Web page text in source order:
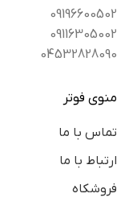
09196600502
09116305002
04532828090
منوی فوتر
تماس با ما
ارتباط با ما
فروشکاه